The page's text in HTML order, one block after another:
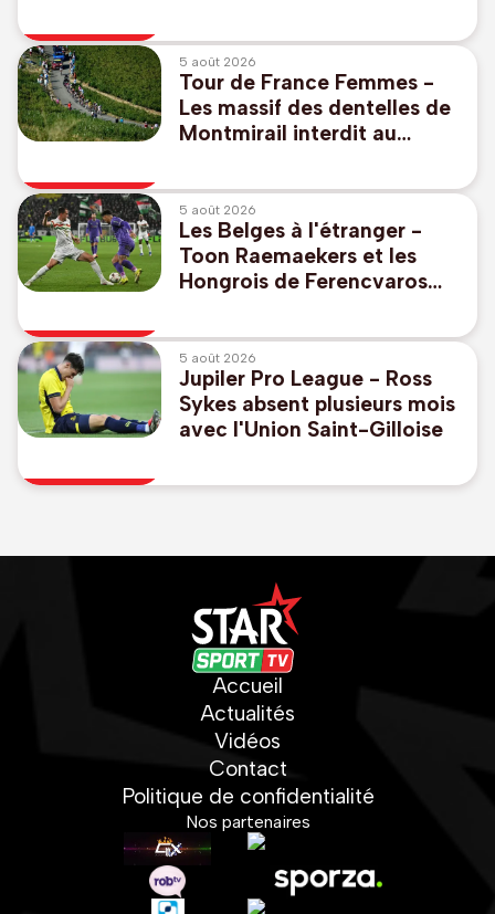
5 août 2026
Tour de France Femmes -
Les massif des dentelles de
Montmirail interdit au
5 août 2026
Les Belges à l'étranger -
Toon Raemaekers et les
Hongrois de Ferencvaros
League
5 août 2026
Jupiler Pro League - Ross
Sykes absent plusieurs mois
avec l'Union Saint-Gilloise
Accueil
Actualités
Vidéos
Contact
Politique de confidentialité
Nos partenaires